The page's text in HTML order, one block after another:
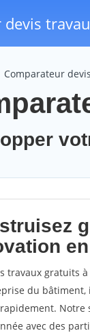
Comparateur
travaux gratuits
du bâtiment,
Notre
avec des